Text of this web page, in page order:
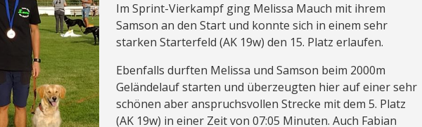
Im Sprint-Vierkampf ging Melissa Mauch mit ihrem
Samson an den Start und konnte sich in einem sehr
starken Starterfeld (AK 19w) den 15. Platz erlaufen.
Ebenfalls durften Melissa und Samson beim 2000m
Geländelauf starten und überzeugten hier auf einer sehr
schönen aber anspruchsvollen Strecke mit dem 5. Platz
(AK 19w) in einer Zeit von 07:05 Minuten. Auch Fabian